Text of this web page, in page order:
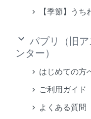
【季節】うち
keyboard_arrow_down パプリ（旧
ンター）
はじめての方
ご利用ガイド
よくある質問